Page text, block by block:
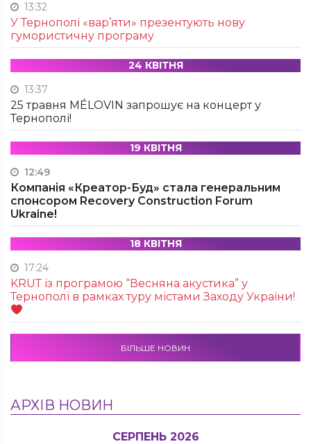
13:32
У Тернополі «вар’яти» презентують нову
гумористичну програму
24 КВІТНЯ
13:37
25 травня MÉLOVIN запрошує на концерт у
Тернополі!
19 КВІТНЯ
12:49
Компанія «Креатор-Буд» стала генеральним
спонсором Recovery Construction Forum
Ukraine!
18 КВІТНЯ
17:24
KRUТ із програмою “Весняна акустика” у
Тернополі в рамках туру містами Заходу України!
БІЛЬШЕ НОВИН
АРХІВ НОВИН
СЕРПЕНЬ 2026